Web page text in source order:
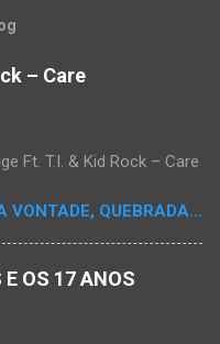
– Care
Ft. T.I. & Kid Rock – Care
VONTADE, QUEBRADA...
OS 17 ANOS